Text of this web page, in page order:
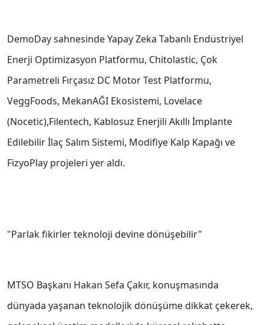
DemoDay sahnesinde Yapay Zeka Tabanlı Endüstriyel
Enerji Optimizasyon Platformu, Chitolastic, Çok
Parametreli Fırçasız DC Motor Test Platformu,
VeggFoods, MekanAĞI Ekosistemi, Lovelace
(Nocetic),Filentech, Kablosuz Enerjili Akıllı İmplante
Edilebilir İlaç Salım Sistemi, Modifiye Kalp Kapağı ve
FizyoPlay projeleri yer aldı.
"Parlak fikirler teknoloji devine dönüşebilir"
MTSO Başkanı Hakan Sefa Çakır, konuşmasında
dünyada yaşanan teknolojik dönüşüme dikkat çekerek,